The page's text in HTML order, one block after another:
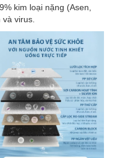
kim loại nặng (Asen,
virus.